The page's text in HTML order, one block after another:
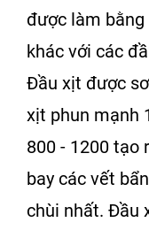
được làm bằng
khác với các
Đầu xịt được
xịt phun mạnh
800 - 1200 tạo
bay các vết
chùi nhất. Đầu